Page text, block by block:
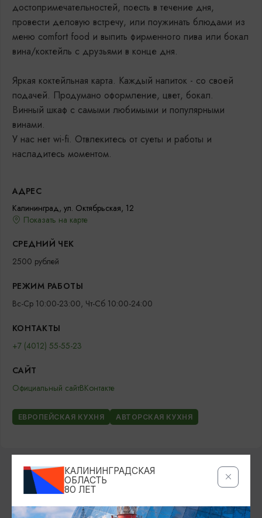
достопримечательностей, поесть в течение дня,
провести деловую встречу, или поужинать блюдами из
меню comfort food и выпить фирменного пива или бокал
вина/коктейль с друзьями в конце дня.
Яркая коктейльная карта. Каждый напиток - со своей
подачей. Продумано оформление, цвет, бокал.
Винный шкаф с самыми любимыми и популярными
винами.
У нас нет wi-fi. Отвлекитесь от суеты и работы и
насладитесь моментом.
АДРЕС
Калининград, ул. Октябрьская, 12
Показать на карте
СРЕДНИЙ ЧЕК
2500 рублей
РЕЖИМ РАБОТЫ
Вс-Ср 10:00-23:00, Чт-Сб 10:00-24:00
КОНТАКТЫ
+7 (4012) 55-55-23
САЙТ
Официальный сайтВКонтакте
ЕВРОПЕЙСКАЯ КУХНЯ АВТОРСКАЯ КУХНЯ
ВОЗМОЖНО ВАС ЗАИНТЕРЕСУЕТ
КАЛИНИНГРАДСКАЯ
ОБЛАСТЬ
80 ЛЕТ